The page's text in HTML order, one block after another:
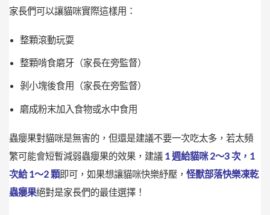
家長們可以讓貓咪實際這樣用：
整顆滾動玩耍
整顆啃食磨牙（家長在旁監督）
剝小塊後食用（家長在旁監督）
磨成粉末加入食物或水中食用
蟲癭果對貓咪是無害的，但還是建議不要一次吃太多，若太頻
繁可能會短暫減弱蟲癭果的效果，建議 1 週給貓咪 2～3 次，1
次給 1～2 顆即可，如果想讓貓咪快樂紓壓， 怪獸部落快樂凍乾
蟲癭果絕對是家長們的最佳選擇！